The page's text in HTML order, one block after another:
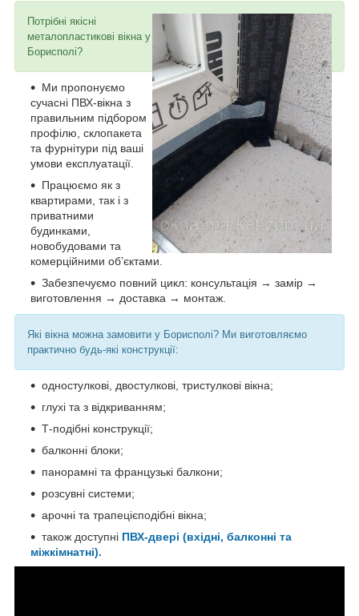
Потрібні якісні
металопластикові вікна у
Борисполі?
Ми пропонуємо
сучасні ПВХ-вікна з
правильним підбором
профілю, склопакета
та фурнітури під ваші
умови експлуатації.
Працюємо як з
квартирами, так і з
приватними
будинками,
новобудовами та
комерційними об’єктами.
Забезпечуємо повний цикл: консультація → замір →
виготовлення → доставка → монтаж.
Які вікна можна замовити у Борисполі? Ми виготовляємо
практично будь-які конструкції:
одностулкові, двостулкові, тристулкові вікна;
глухі та з відкриванням;
Т-подібні конструкції;
балконні блоки;
панорамні та французькі балкони;
розсувні системи;
арочні та трапецієподібні вікна;
також доступні ПВХ-двері (вхідні, балконні та
міжкімнатні).